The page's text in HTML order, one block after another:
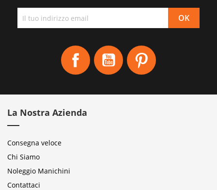
Facebook YouTube
La Nostra Azienda
Consegna veloce
Chi Siamo
Noleggio Manichini
Contattaci